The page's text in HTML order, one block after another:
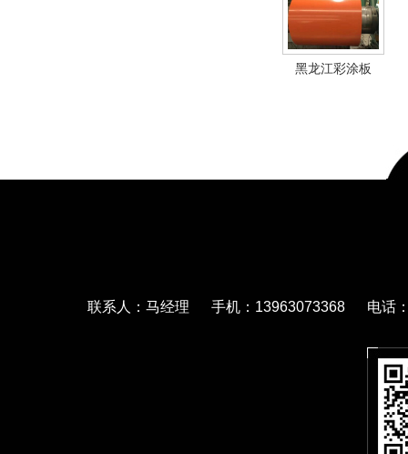
黑龙江彩涂板
联系人：马经理 手机：13963073368 电话